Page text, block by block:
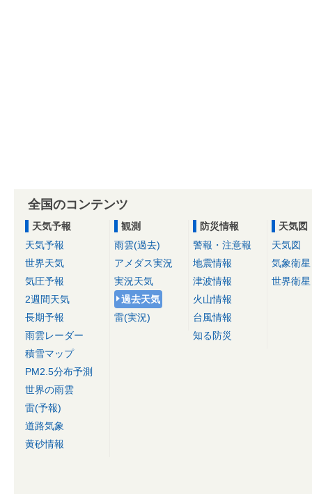
全国のコンテンツ
天気予報
天気予報
世界天気
気圧予報
2週間天気
長期予報
雨雲レーダー
積雪マップ
PM2.5分布予測
世界の雨雲
雷(予報)
道路気象
黄砂情報
観測
雨雲(過去)
アメダス実況
実況天気
過去天気
雷(実況)
防災情報
警報・注意報
地震情報
津波情報
火山情報
台風情報
知る防災
天気図
天気図
気象衛星
世界衛星